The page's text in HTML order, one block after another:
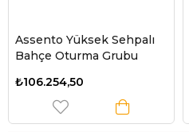
Assento Yüksek Sehpalı
Bahçe Oturma Grubu
₺106.254,50